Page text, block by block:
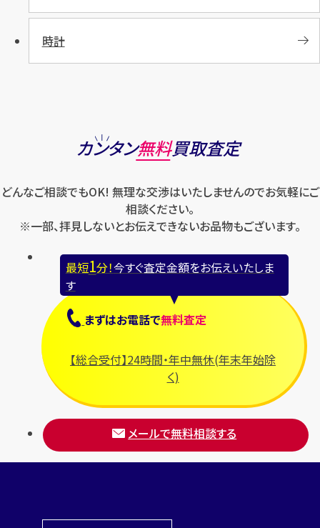
時計
カンタン無料買取査定
どんなご相談でもOK! 無理な交渉はいたしませんのでお気軽にご
相談ください。
※一部、拝見しないとお伝えできないお品物もございます。
最短1分！今すぐ査定金額をお伝えいたしま
す
まずはお電話で無料査定
【総合受付】24時間・年中無休(年末年始除
く)
メールで無料相談する